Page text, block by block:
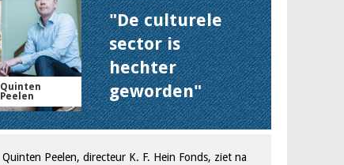
Quinten
Peelen
"De culturele
sector is
hechter
geworden"
Quinten Peelen, directeur K. F. Hein Fonds, ziet na